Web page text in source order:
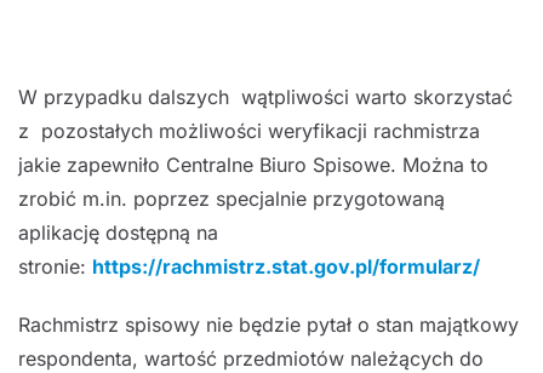
W przypadku dalszych wątpliwości warto skorzystać
z pozostałych możliwości weryfikacji rachmistrza
jakie zapewniło Centralne Biuro Spisowe. Można to
zrobić m.in. poprzez specjalnie przygotowaną
aplikację dostępną na
stronie: https://rachmistrz.stat.gov.pl/formularz/
Rachmistrz spisowy nie będzie pytał o stan majątkowy
respondenta, wartość przedmiotów należących do